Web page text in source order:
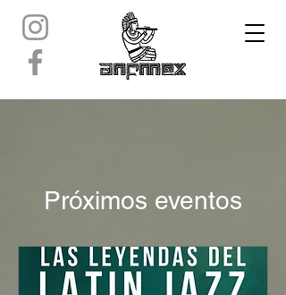
Próximos eventos